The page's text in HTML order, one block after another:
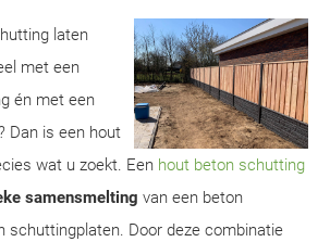
laten
met een
én met een
Dan is een hout
wat u zoekt. Een hout beton schutting
samensmelting van een beton
schuttingplaten. Door deze combinatie